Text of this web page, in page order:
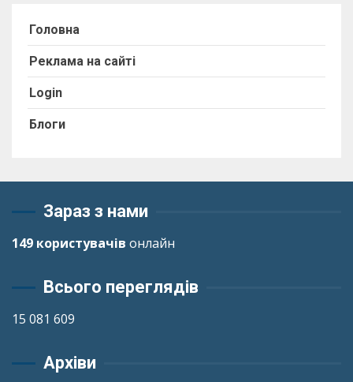
Головна
Реклама на сайті
Login
Блоги
Зараз з нами
149 користувачів онлайн
Всього переглядів
15 081 609
Архіви